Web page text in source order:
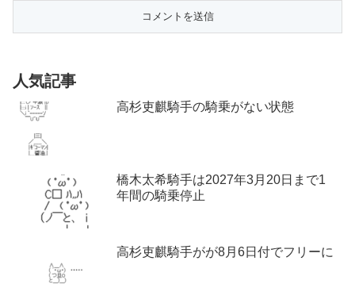
人気記事
高杉吏麒騎手の騎乗がない状態
橋木太希騎手は2027年3月20日まで1
年間の騎乗停止
高杉吏麒騎手がが8月6日付でフリーに